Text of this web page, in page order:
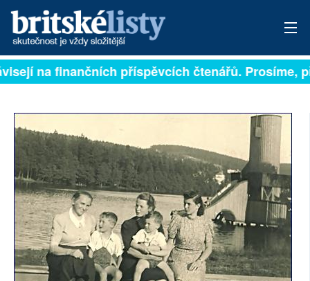
PŘIHLÁSIT
ARCHIV
ROZHOVORY
TÉMATA
NEJČTENĚJŠÍ ZA 7 DNÍ
AUTOŘI
na finančních příspěvcích čtenářů. Prosíme,